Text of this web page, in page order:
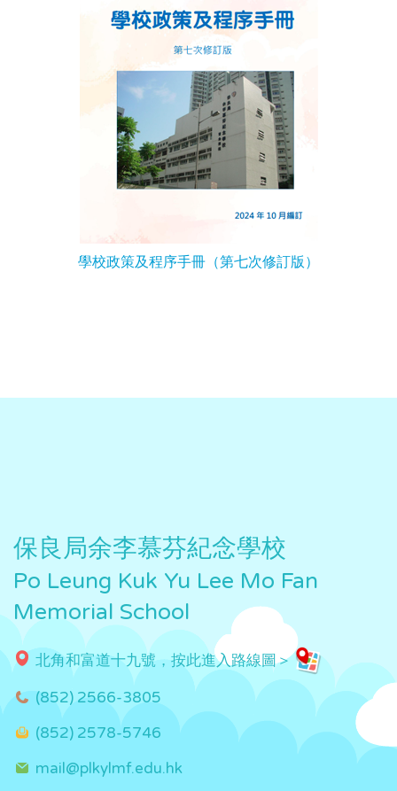
學校政策及程序手冊（第七次修訂版）
保良局余李慕芬紀念學校
Po Leung Kuk Yu Lee Mo Fan
Memorial School
北角和富道十九號，按此進入路線圖＞
(852) 2566-3805
(852) 2578-5746
mail@plkylmf.edu.hk